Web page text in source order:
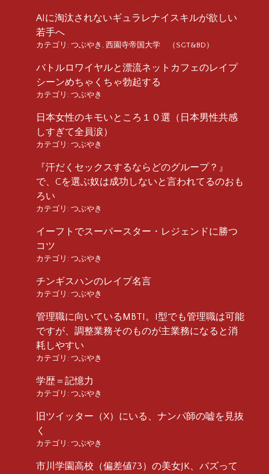
AIに淘汰されないギュラレナイスキルが欲しい
若手へ
カテゴリ: つぶやき 西園寺帝国大学 （SGT&BD）
バトルロワイヤルと漂流ネットカフェのレイプ
シーンめちゃくちゃ勃起する
カテゴリ: つぶやき
日本女性のキモいところ１０選（日本男性共感
しすぎて全員涙）
カテゴリ: つぶやき
『汗だくセックスするならどのグループ？』
で、Cを選ぶ奴は成功しないと言われてるのおも
ろい
カテゴリ: つぶやき
イーフトでスーパースター・レジェンドに勝つ
コツ
カテゴリ: つぶやき
チンギスハンのレイプ名言
カテゴリ: つぶやき
管理職に向いているMBTI。I型でも管理職は可能
ですが、調整業務そのものが主業務になると消
耗しやすい
カテゴリ: つぶやき
学歴＝記憶力
カテゴリ: つぶやき
旧ツイッター（X）にいる、ナンパ師の嘘を見抜
く
カテゴリ: つぶやき
市川学園高校（偏差値73）の美女JK、バズって